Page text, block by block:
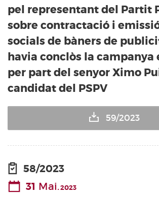
pel representant del Partit
sobre contractació i
socials de bàners de
havia conclòs la campanya
per part del senyor Ximo
candidat del PSPV
59/2023
58/2023
31 Mai.2023